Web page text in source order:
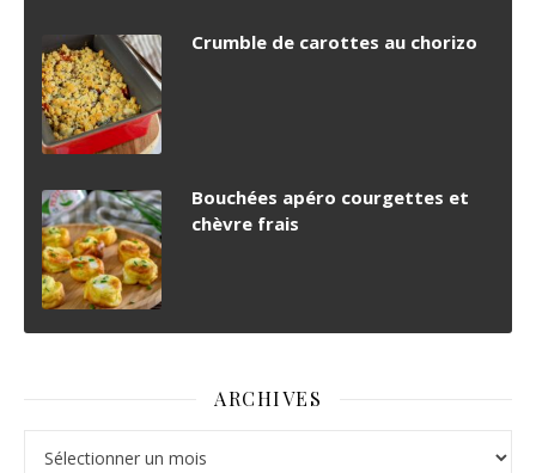
Crumble de carottes au chorizo
Bouchées apéro courgettes et
chèvre frais
ARCHIVES